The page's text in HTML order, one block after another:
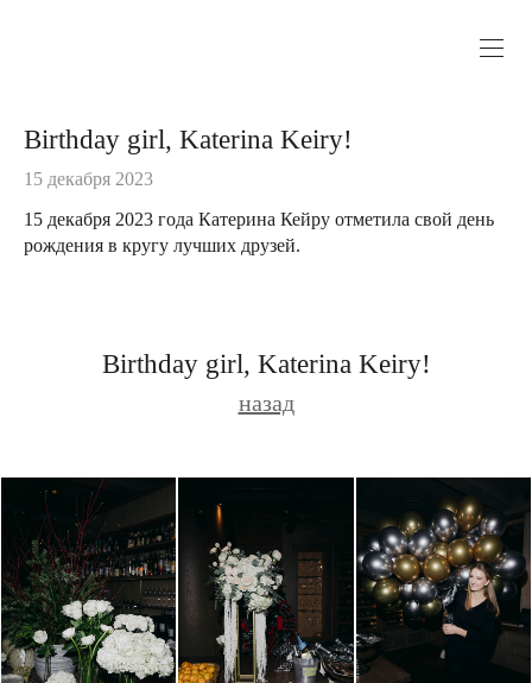
Birthday girl, Katerina Keiry!
15 декабря 2023
15 декабря 2023 года Катерина Кейру отметила свой день
рождения в кругу лучших друзей.
Birthday girl, Katerina Keiry!
назад